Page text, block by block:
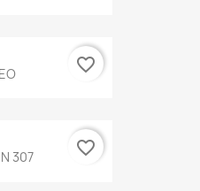
favorite_border
307 favorite_border